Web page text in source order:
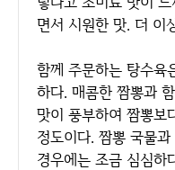
면서 시원한 맛. 더 이
함께 주문하는 탕수육
하다. 매콤한 짬뽕과
맛이 풍부하여 짬뽕보
정도이다. 짬뽕 국물
경우에는 조금 심심하